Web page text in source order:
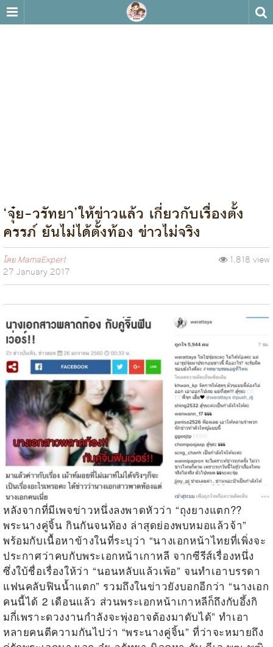
‘จุ๋ย-วรัทยา’ให้ข่าวแล้ว เกี่ยวกับเรื่องตั้ง
ครรภ์ ยันไม่ได้ตั้งท้อง ข่าวไม่จริง
โดยMamaExpert
27 January 2017
1,818 view
หลังจากที่มีเพจข่าวหนึ่งลงพาดหัวว่า “ถุงยางแตก??
พระนางคู่จิ้น กินกันจนท้อง ล่าสุดย่องพบหมอแล้วจ้า”
พร้อมกับเนื้อหาข้างในที่ระบุว่า “นางเอกหน้าไทยที่เพิ่งจะ
ประกาศว่าคบกับพระเอกหน้าเกาหลี จากซีรีส์เรื่องหนึ่ง
ซึ่งใบ้ชื่อเรื่องให้ว่า “นอนหลับแล้วเพ้อ” จนทำเอาบรรดา
แฟนคลับฟินน้ำแตก” รวมถึงในข่าวยังบอกอีกว่า “นางเอก
คนนี้ได้ 2 เดือนแล้ว ส่วนพระเอกหน้าเกาหลีก็ถึงกับอึ้งกิ
มกี่เพราะดวงงานกำลังจะพุ่งอาจต้องมาดับได้” ทำเอา
หลายคนตีความกันไปว่า “พระนางคู่จิ้น” ที่ว่าจะหมายถึง